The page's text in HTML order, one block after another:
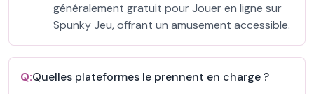
généralement gratuit pour Jouer en ligne sur
Spunky Jeu, offrant un amusement accessible.
Q:Quelles plateformes le prennent en charge ?